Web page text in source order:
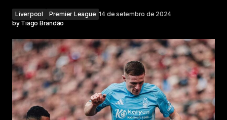
Liverpool Premier League 14 de setembro de 2024
by Tiago Brandão